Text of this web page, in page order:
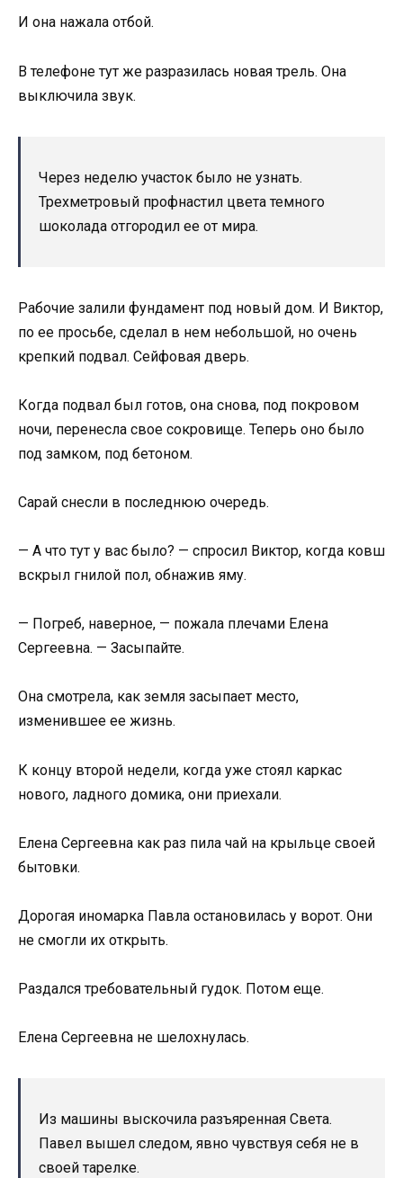
И она нажала отбой.
В телефоне тут же разразилась новая трель. Она
выключила звук.
Через неделю участок было не узнать.
Трехметровый профнастил цвета темного
шоколада отгородил ее от мира.
Рабочие залили фундамент под новый дом. И Виктор,
по ее просьбе, сделал в нем небольшой, но очень
крепкий подвал. Сейфовая дверь.
Когда подвал был готов, она снова, под покровом
ночи, перенесла свое сокровище. Теперь оно было
под замком, под бетоном.
Сарай снесли в последнюю очередь.
— А что тут у вас было? — спросил Виктор, когда ковш
вскрыл гнилой пол, обнажив яму.
— Погреб, наверное, — пожала плечами Елена
Сергеевна. — Засыпайте.
Она смотрела, как земля засыпает место,
изменившее ее жизнь.
К концу второй недели, когда уже стоял каркас
нового, ладного домика, они приехали.
Елена Сергеевна как раз пила чай на крыльце своей
бытовки.
Дорогая иномарка Павла остановилась у ворот. Они
не смогли их открыть.
Раздался требовательный гудок. Потом еще.
Елена Сергеевна не шелохнулась.
Из машины выскочила разъяренная Света.
Павел вышел следом, явно чувствуя себя не в
своей тарелке.